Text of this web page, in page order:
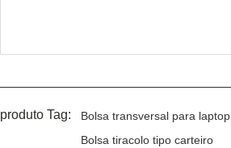
produto Tag:
Bolsa transversal para laptop
Bolsa tiracolo tipo carteiro